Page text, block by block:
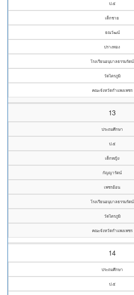
ป.๕
เด็กชาย
ธณวัฒน์
ปรางทอง
โรงเรียนอนุบาลธรรมรัตน์
วัดไตรภูมิ
คณะจังหวัดกำแพงเพชร
13
ประถมศึกษา
ป.๕
เด็กหญิง
กัญญารัตน์
เพชรอ้อน
โรงเรียนอนุบาลธรรมรัตน์
วัดไตรภูมิ
คณะจังหวัดกำแพงเพชร
14
ประถมศึกษา
ป.๕